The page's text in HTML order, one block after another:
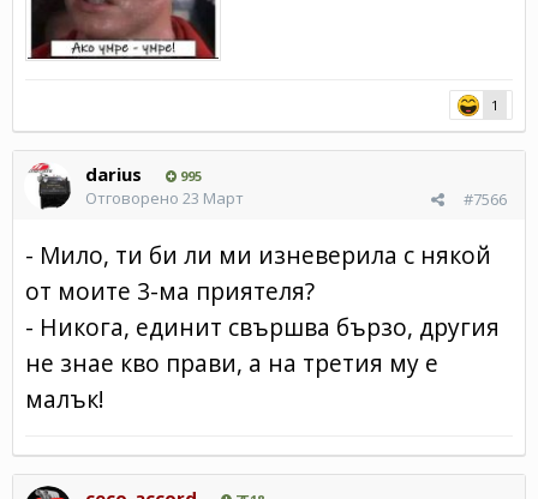
1
darius 995
#7566
Отговорено 23 Март
- Мило, ти би ли ми изневерила с някой
от моите 3-ма приятеля?
- Никога, единит свършва бързо, другия
не знае кво прави, а на третия му е
малък!